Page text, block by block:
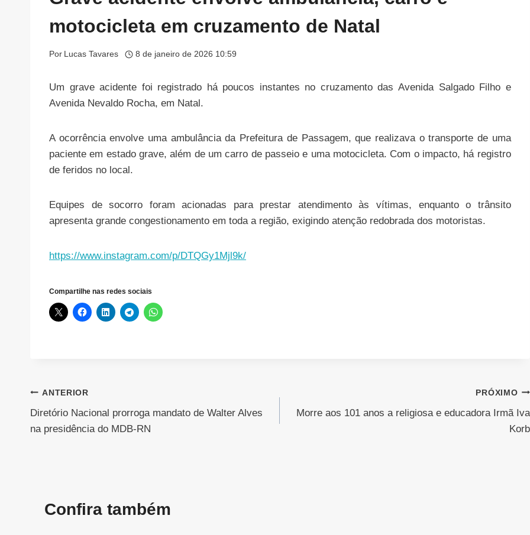
motocicleta em cruzamento de Natal
Por Lucas Tavares 8 de janeiro de 2026 10:59
Um grave acidente foi registrado há poucos instantes no cruzamento das Avenida Salgado Filho e
Avenida Nevaldo Rocha, em Natal.
A ocorrência envolve uma ambulância da Prefeitura de Passagem, que realizava o transporte de uma
paciente em estado grave, além de um carro de passeio e uma motocicleta. Com o impacto, há registro
de feridos no local.
Equipes de socorro foram acionadas para prestar atendimento às vítimas, enquanto o trânsito
apresenta grande congestionamento em toda a região, exigindo atenção redobrada dos motoristas.
https://www.instagram.com/p/DTQGy1Mjl9k/
Compartilhe nas redes sociais
Navegação
de
ANTERIOR
Diretório Nacional prorroga mandato de Walter Alves
na presidência do MDB-RN
PRÓXIMO
Morre aos 101 anos a religiosa e educadora Irmã Iva
Korb
Confira também